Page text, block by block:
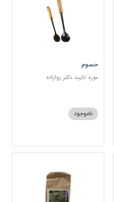
حسوم
مورد تایید دکتر روازاده
ناموجود